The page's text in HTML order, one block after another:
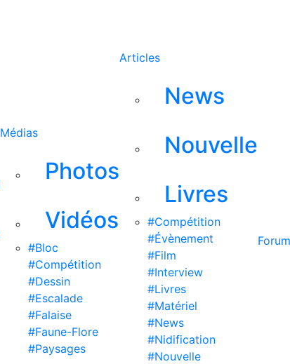
Médias
Photos
Vidéos
#Bloc
#Compétition
#Dessin
#Escalade
#Falaise
#Faune-Flore
#Paysages
Articles
News
Nouvelle
Livres
#Compétition
#Évènement
#Film
#Interview
#Livres
#Matériel
#News
#Nidification
#Nouvelle
Forum